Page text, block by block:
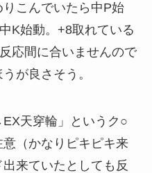
こんでいたら中P始
K始動。+8取れている
応間に合いませんので
が良さそう。
天穿輪」というク○
（かなりピキピキ来
来ていたとしても反